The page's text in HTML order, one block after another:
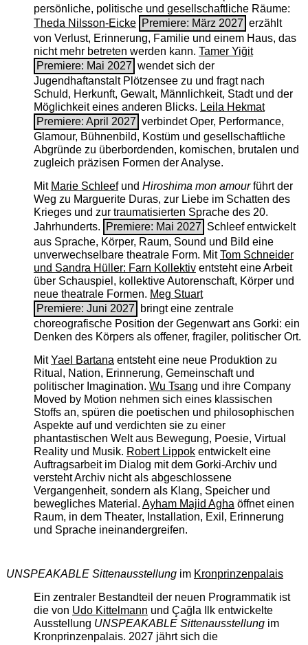
persönliche, politische und gesellschaftliche Räume:
Theda Nilsson-Eicke Premiere: März 2027 erzählt
von Verlust, Erinnerung, Familie und einem Haus, das
nicht mehr betreten werden kann. Tamer Yiğit
Premiere: Mai 2027 wendet sich der
Jugendhaftanstalt Plötzensee zu und fragt nach
Schuld, Herkunft, Gewalt, Männlichkeit, Stadt und der
Möglichkeit eines anderen Blicks. Leila Hekmat
Premiere: April 2027 verbindet Oper, Performance,
Glamour, Bühnenbild, Kostüm und gesellschaftliche
Abgründe zu überbordenden, komischen, brutalen und
zugleich präzisen Formen der Analyse.
Mit Marie Schleefund Hiroshima mon amourführt der
Weg zu Marguerite Duras, zur Liebe im Schatten des
Krieges und zur traumatisierten Sprache des 20.
Jahrhunderts.
Premiere: Mai 2027 Schleef entwickelt
aus Sprache, Körper, Raum, Sound und Bild eine
unverwechselbare theatrale Form. MitTom Schneider
und Sandra Hüller: Farn Kollektiventsteht eine Arbeit
über Schauspiel, kollektive Autorenschaft, Körper und
neue theatrale Formen. Meg Stuart
Premiere: Juni 2027
bringt eine zentrale
choreografische Position der Gegenwart ans Gorki: ein
Denken des Körpers als offener, fragiler, politischer Ort.
MitYael Bartanaentsteht eine neue Produktion zu
Ritual, Nation, Erinnerung, Gemeinschaft und
politischer Imagination. Wu Tsang und ihre Company
Moved by Motion nehmen sich eines klassischen
Stoffs an, spüren die poetischen und philosophischen
Aspekte auf und verdichten sie zu einer
phantastischen Welt aus Bewegung, Poesie, Virtual
Reality und Musik. Robert Lippokentwickelt eine
Auftragsarbeit im Dialog mit dem Gorki-Archiv und
versteht Archiv nicht als abgeschlossene
Vergangenheit, sondern als Klang, Speicher und
bewegliches Material. Ayham Majid Aghaöffnet einen
Raum, in dem Theater, Installation, Exil, Erinnerung
und Sprache ineinandergreifen.
UNSPEAKABLE Sittenausstellungim Kronprinzenpalais
Ein zentraler Bestandteil der neuen Programmatik ist
die von Udo Kittelmann und Çağla Ilk entwickelte
Ausstellung UNSPEAKABLE Sittenausstellungim
Kronprinzenpalais. 2027 jährt sich die